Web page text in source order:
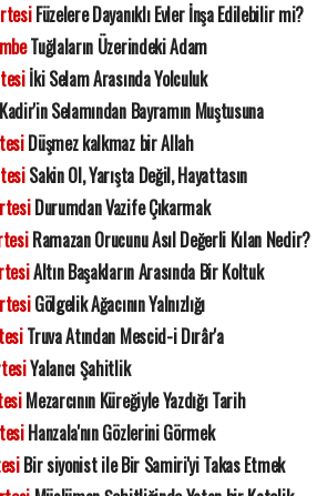
Füzelere Dayanıklı Evler İnşa Edilebilir mi?
Tuğlaların Üzerindeki Adam
İki Selam Arasında Yolculuk
Selamından Bayramın Muştusuna
Düşmez kalkmaz bir Allah
Sakin Ol, Yarışta Değil, Hayattasın
Durumdan Vazife Çıkarmak
Ramazan Orucunu Asıl Değerli Kılan Nedir?
Altın Başakların Arasında Bir Koltuk
Gölgelik Ağacının Yalnızlığı
Truva Atından Mescid-i Dırâr'a
Yalancı Şahitlik
Mezarcının Küreğiyle Yazdığı Tarih
Hanzala'nın Gözlerini Görmek
Bir siyonist ile Bir Samiri'yi Takas Etmek